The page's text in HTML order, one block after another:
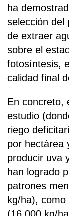
ha
selección del
de extraer
sobre el
fotosíntesis,
calidad final
En concreto,
estudio
riego
por hectárea
producir uva
han logrado
patrones
kg/ha),